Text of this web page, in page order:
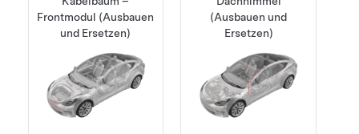
Frontmodul (Ausbauen
und Ersetzen)
(Ausbauen und
Ersetzen)